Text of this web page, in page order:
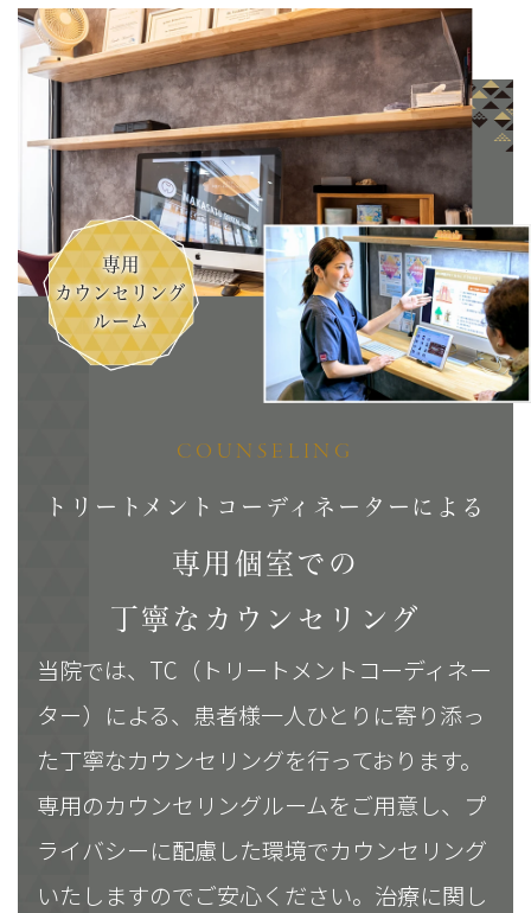
専用
カウンセリング
ルーム
COUNSELING
トリートメントコーディネーターによる
専用個室での
丁寧なカウンセリング
当院では、TC（トリートメントコーディネー
ター）による、患者様一人ひとりに寄り添っ
た丁寧なカウンセリングを行っております。
専用のカウンセリングルームをご用意し、プ
ライバシーに配慮した環境でカウンセリング
いたしますのでご安心ください。治療に関し